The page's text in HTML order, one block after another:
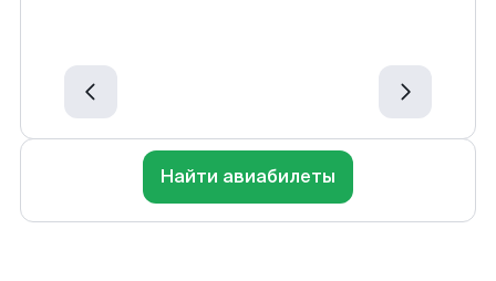
Найти авиабилеты